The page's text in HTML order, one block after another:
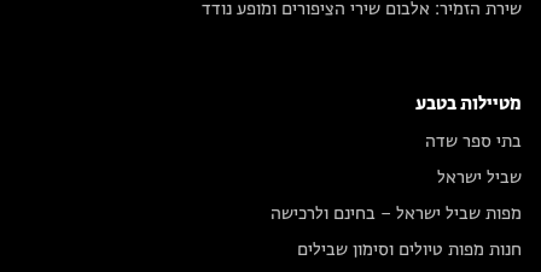
שירת הזמיר: אלבום שירי הציפורים ומופע נודד
מטיילות בטבע
בתי ספר שדה
שביל ישראל
מפות שביל ישראל – בחינם ולרכישה
חנות מפות טיולים וסימון שבילים